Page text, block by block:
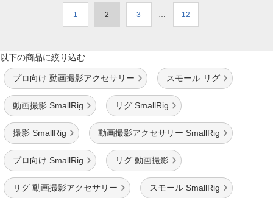
1 2 3 … 12
以下の商品に絞り込む
プロ向け 動画撮影アクセサリー スモール リグ
動画撮影 SmallRig リグ SmallRig
撮影 SmallRig 動画撮影アクセサリー SmallRig
プロ向け SmallRig リグ 動画撮影
リグ 動画撮影アクセサリー スモール SmallRig